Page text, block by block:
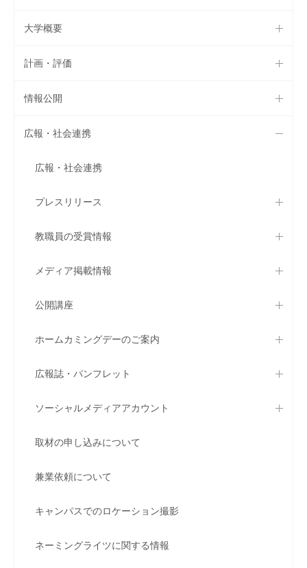
大学概要
計画・評価
情報公開
広報・社会連携
広報・社会連携
プレスリリース
教職員の受賞情報
メディア掲載情報
公開講座
ホームカミングデーのご案内
広報誌・パンフレット
ソーシャルメディアアカウント
取材の申し込みについて
兼業依頼について
キャンパスでのロケーション撮影
ネーミングライツに関する情報